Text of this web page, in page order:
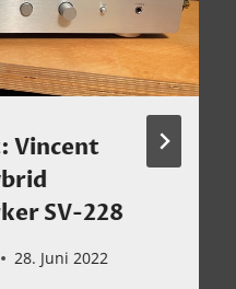
Vincent
SV-228
28. Juni 2022